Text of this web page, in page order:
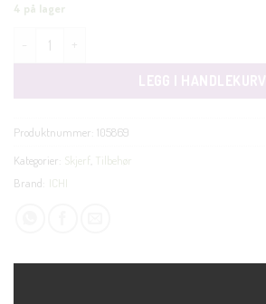
4 på lager
Beate scarf antall
LEGG I HANDLEKURV
Produktnummer: 105869
Kategorier: Skjerf
Tilbehør
Brand: ICHI